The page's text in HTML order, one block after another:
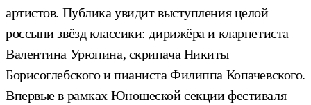
артистов. Публика увидит выступления целой
россыпи звёзд классики: дирижёра и кларнетиста
Валентина Урюпина, скрипача Никиты
Борисоглебского и пианиста Филиппа Копачевского.
Впервые в рамках Юношеской секции фестиваля